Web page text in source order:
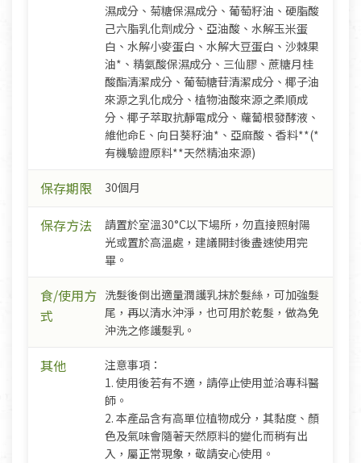
濕成分、菊糖保濕成分、葡萄籽油、硬脂酸
己六脂乳化劑成分、亞油酸、水解玉米蛋
白、水解小麥蛋白、水解大豆蛋白、沙棘果
油*、精氨酸保濕成分、三仙膠、蔗糖月桂
酸酯清潔成分、葡萄糖苷清潔成分、椰子油
來源之乳化成分、植物油酸來源之柔順成
分、椰子萃取抗靜電成分、蘿蔔根發酵液、
維他命E、向日葵籽油*、亞麻酸、香料**(*
有機驗證原料**天然精油來源)
保存期限 30個月
保存方法
請置於室溫30°C以下場所，勿直接照射陽
光或置於高溫處，建議開封後盡速使用完
畢。
食/使用方
式
洗髮後倒出適量潤護乳抹於髮絲，可加強髮
尾，再以清水沖淨，也可用於乾髮，做為免
沖洗之修護髮乳。
其他
注意事項：
1. 使用後若有不適，請停止使用並洽專科醫
師。
2. 本產品含有高單位植物成分，其黏度、顏
色及氣味會隨著天然原料的變化而稍有出
入，屬正常現象，敬請安心使用。